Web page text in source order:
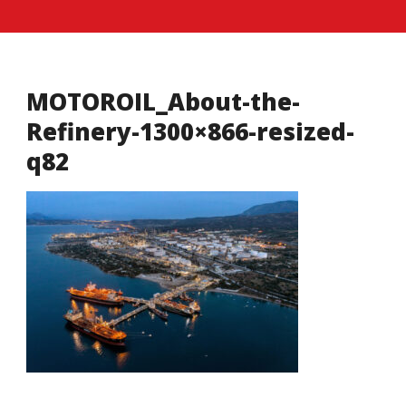
MOTOROIL_About-the-
Refinery-1300×866-resized-
q82